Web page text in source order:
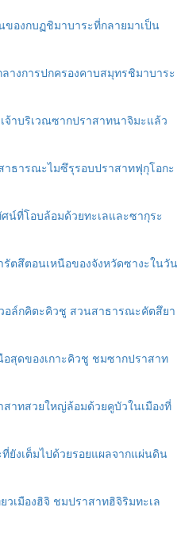
องกบฏชิมาบาระที่กลายมาเป็น
างการปกครองคาบสมุทรชิมาบาระ
จ้าบริเวณซากปราสาทนาจิมะแล้ว
ธารณะไมซึรุรอบปราสาทฟุกุโอกะ
น์ที่โอบล้อมด้วยทะเลและซากุระ
รัตสึตอนเหนือของจังหวัดซางะในวัน
อล์กคิตะคิวชู สวนสาธารณะคัตสึยา
อสุดของเกาะคิวชู ชมซากปราสาท
าทสวยใหญ่ล้อมด้วยคูบัวในเมืองที่
ยังเต็มไปด้วยรอยแผลจากแผ่นดิน
วเมืองฮิจิ ชมปราสาทฮิจิริมทะเล